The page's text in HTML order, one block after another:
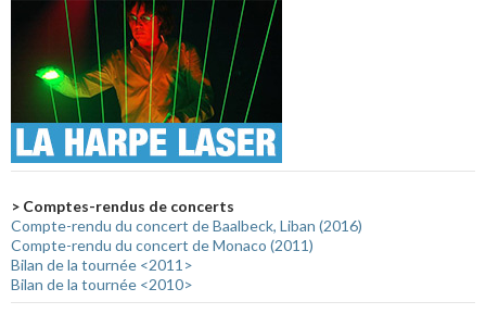
> Comptes-rendus de concerts
Compte-rendu du concert de Baalbeck, Liban (2016)
Compte-rendu du concert de Monaco (2011)
Bilan de la tournée <2011>
Bilan de la tournée <2010>